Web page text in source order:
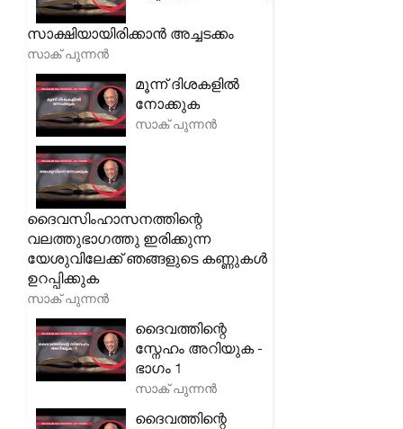
സാക്ഷിയായിരിക്കാൻ അച്ചടക്കം
സാക് പുന്നൻ
മൂന്ന് ദിശകളിൽ
നോക്കുക
സാക് പുന്നൻ
ദൈവസിംഹാസനത്തിന്റെ
വലത്തുഭാഗത്തു ഇരിക്കുന്ന
യേശുവിലേക്ക് ഞങ്ങളുടെ കണ്ണുകൾ
ഉറപ്പിക്കുക
സാക് പുന്നൻ
ദൈവത്തിന്റെ
സ്നേഹം അറിയുക -
ഭാഗം 1
സാക് പുന്നൻ
ദൈവത്തിന്റെ